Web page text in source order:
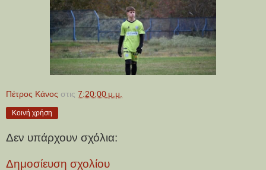
Πέτρος Κάνος στις 7:20:00 μ.μ.
Κοινή χρήση
Δεν υπάρχουν σχόλια:
Δημοσίευση σχολίου